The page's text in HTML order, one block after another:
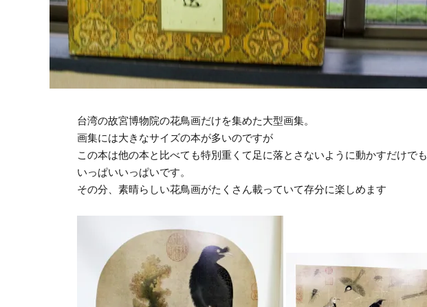
台湾の故宮博物院の花鳥画だけを集めた大型画集。
画集には大きなサイズの本が多いのですが
この本は他の本と比べても特別重くて足に落とさないように動かすだけでも
いっぱいいっぱいです。
その分、素晴らしい花鳥画がたくさん載っていて存分に楽しめます